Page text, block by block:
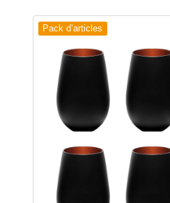
Pack d’articles